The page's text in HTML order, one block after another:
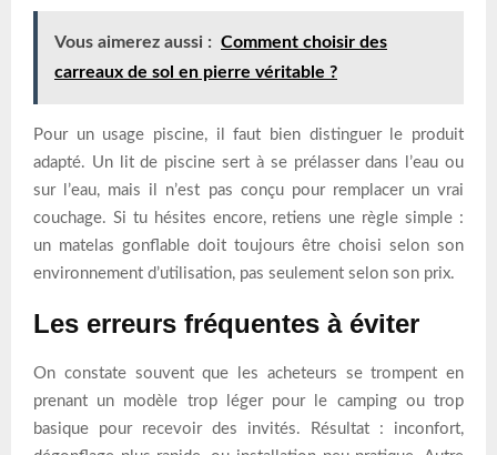
Vous aimerez aussi : Comment choisir des
carreaux de sol en pierre véritable ?
Pour un usage piscine, il faut bien distinguer le produit
adapté. Un lit de piscine sert à se prélasser dans l’eau ou
sur l’eau, mais il n’est pas conçu pour remplacer un vrai
couchage. Si tu hésites encore, retiens une règle simple :
un matelas gonflable doit toujours être choisi selon son
environnement d’utilisation, pas seulement selon son prix.
Les erreurs fréquentes à éviter
On constate souvent que les acheteurs se trompent en
prenant un modèle trop léger pour le camping ou trop
basique pour recevoir des invités. Résultat : inconfort,